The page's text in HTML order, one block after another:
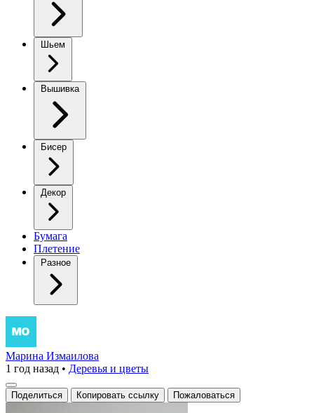
Шьем
Вышивка
Бисер
Декор
Бумага
Плетение
Разное
Этот
уникальный
цветок,
созданный
Марина Измаилова
1 год назад • Деревья и цветы
Поделиться Копировать ссылку Пожаловаться